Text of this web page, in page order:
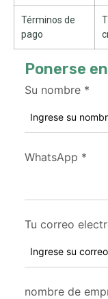
Términos de
pago
Ponerse
Su nombre *
WhatsApp *
Tu correo
nombre de